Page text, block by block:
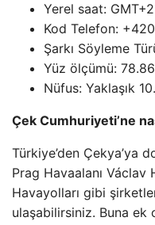
Yerel saat: GMT+2
Kod Telefon: +420
Şarkı Söyleme
Yüz ölçümü:
Nüfus: Yaklaşık
Çek Cumhuriyeti’ne
Türkiye’den Çekya’ya
Prag Havaalanı Václav
Havayolları gibi
ulaşabilirsiniz. Buna ek